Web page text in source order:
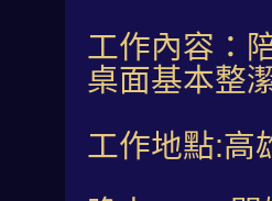
工作內容：
桌面基本整
工作地點:高